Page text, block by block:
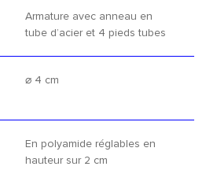
Armature avec anneau en
tube d’acier et 4 pieds tubes
⌀ 4 cm
En polyamide réglables en
hauteur sur 2 cm